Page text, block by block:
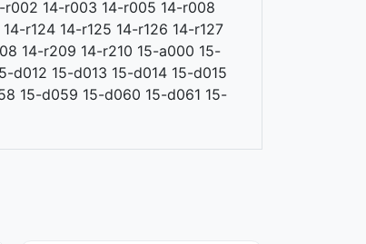
14-r003 14-r005 14-r008
r124 14-r125 14-r126 14-r127
14-r209 14-r210 15-a000 15-
15-d013 15-d014 15-d015
15-d059 15-d060 15-d061 15-